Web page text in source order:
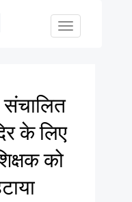
Toggle
संचालित
के लिए
को